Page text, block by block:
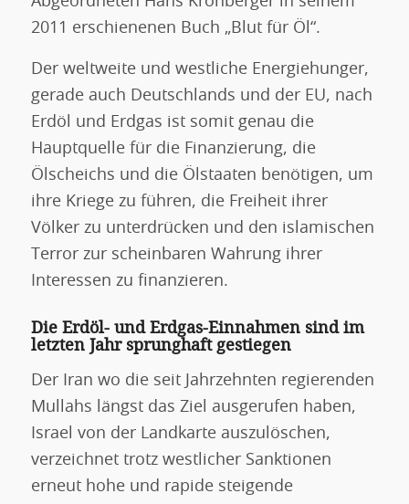
2011 erschienenen Buch „Blut für Öl“.
Der weltweite und westliche Energiehunger,
gerade auch Deutschlands und der EU, nach
Erdöl und Erdgas ist somit genau die
Hauptquelle für die Finanzierung, die
Ölscheichs und die Ölstaaten benötigen, um
ihre Kriege zu führen, die Freiheit ihrer
Völker zu unterdrücken und den islamischen
Terror zur scheinbaren Wahrung ihrer
Interessen zu finanzieren.
Die Erdöl- und Erdgas-Einnahmen sind im
letzten Jahr sprunghaft gestiegen
Der Iran wo die seit Jahrzehnten regierenden
Mullahs längst das Ziel ausgerufen haben,
Israel von der Landkarte auszulöschen,
verzeichnet trotz westlicher Sanktionen
erneut hohe und rapide steigende